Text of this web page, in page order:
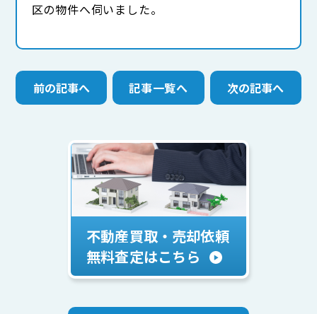
区の物件へ伺いました。
前の記事へ 記事一覧へ 次の記事へ
不動産買取・売却依頼
無料査定はこちら